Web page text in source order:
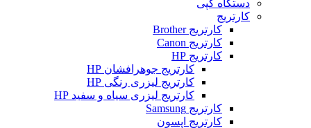
دستگاه کپی
کارتریج
کارتریج Brother
کارتریج Canon
کارتریج HP
کارتریج جوهرافشان HP
کارتریج لیزری رنگی HP
کارتریج لیزری سیاه و سفید HP
کارتریج Samsung
کارتریج اپسون